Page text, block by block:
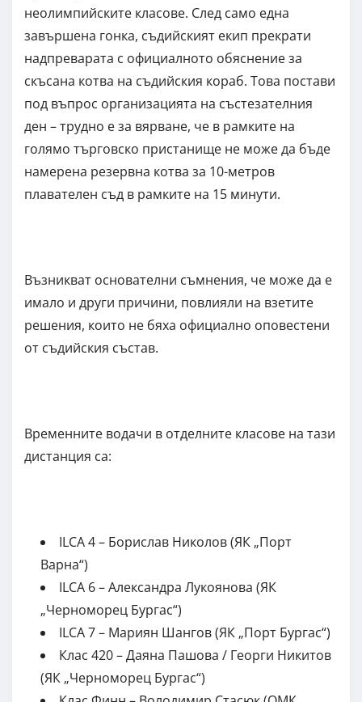
неолимпийските класове. След само една
завършена гонка, съдийският екип прекрати
надпреварата с официалното обяснение за
скъсана котва на съдийския кораб. Това постави
под въпрос организацията на състезателния
ден – трудно е за вярване, че в рамките на
голямо търговско пристанище не може да бъде
намерена резервна котва за 10-метров
плавателен съд в рамките на 15 минути.
Възникват основателни съмнения, че може да е
имало и други причини, повлияли на взетите
решения, които не бяха официално оповестени
от съдийския състав.
Временните водачи в отделните класове на тази
дистанция са:
ILCA 4 – Борислав Николов (ЯК „Порт
Варна“)
ILCA 6 – Александра Лукоянова (ЯК
„Черноморец Бургас“)
ILCA 7 – Мариян Шангов (ЯК „Порт Бургас“)
Клас 420 – Даяна Пашова / Георги Никитов
(ЯК „Черноморец Бургас“)